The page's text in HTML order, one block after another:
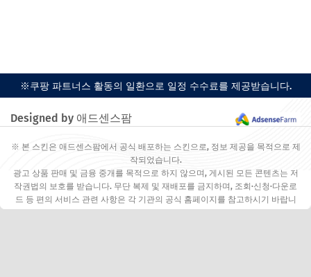
※쿠팡 파트너스 활동의 일환으로 일정 수수료를 제공받습니다.
Designed by 애드센스팜
※ 본 스킨은 애드센스팜에서 공식 배포하는 스킨으로, 정보 제공을 목적으로 제
작되었습니다.
광고 상품 판매 및 금융 중개를 목적으로 하지 않으며, 게시된 모든 콘텐츠는 저
작권법의 보호를 받습니다. 무단 복제 및 재배포를 금지하며, 조회·신청·다운로
드 등 편의 서비스 관련 사항은 각 기관의 공식 홈페이지를 참고하시기 바랍니